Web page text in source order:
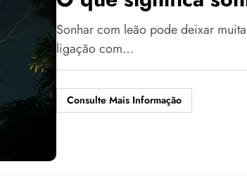
Sonhar com leão pode deixar
ligação com…
Consulte Mais Informação